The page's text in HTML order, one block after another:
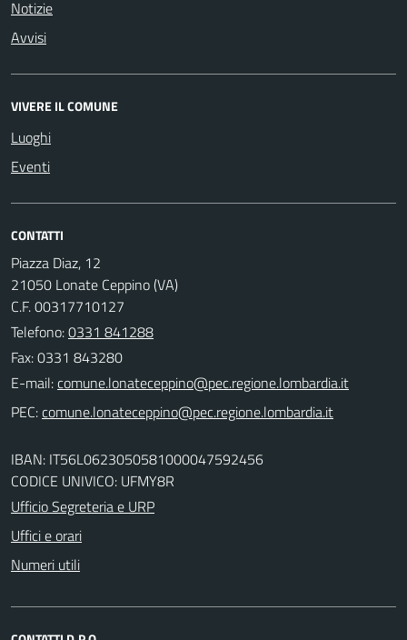
Notizie
Avvisi
VIVERE IL COMUNE
Luoghi
Eventi
CONTATTI
Piazza Diaz, 12
21050 Lonate Ceppino (VA)
C.F. 00317710127
Telefono:0331 841288
Fax: 0331 843280
E-mail:
PEC:
IBAN: IT56L0623050581000047592456
CODICE UNIVICO: UFMY8R
Ufficio Segreteria e URP
Uffici e orari
Numeri utili